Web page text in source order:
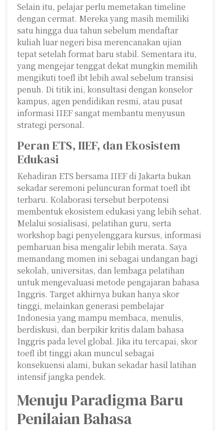
Selain itu, pelajar perlu memetakan timeline
dengan cermat. Mereka yang masih memiliki
satu hingga dua tahun sebelum mendaftar
kuliah luar negeri bisa merencanakan ujian
tepat setelah format baru stabil. Sementara itu,
yang mengejar tenggat dekat mungkin memilih
mengikuti toefl ibt lebih awal sebelum transisi
penuh. Di titik ini, konsultasi dengan konselor
kampus, agen pendidikan resmi, atau pusat
informasi IIEF sangat membantu menyusun
strategi personal.
Peran ETS, IIEF, dan Ekosistem
Edukasi
Kehadiran ETS bersama IIEF di Jakarta bukan
sekadar seremoni peluncuran format toefl ibt
terbaru. Kolaborasi tersebut berpotensi
membentuk ekosistem edukasi yang lebih sehat.
Melalui sosialisasi, pelatihan guru, serta
workshop bagi penyelenggara kursus, informasi
pembaruan bisa mengalir lebih merata. Saya
memandang momen ini sebagai undangan bagi
sekolah, universitas, dan lembaga pelatihan
untuk mengevaluasi metode pengajaran bahasa
Inggris. Target akhirnya bukan hanya skor
tinggi, melainkan generasi pembelajar
Indonesia yang mampu membaca, menulis,
berdiskusi, dan berpikir kritis dalam bahasa
Inggris pada level global. Jika itu tercapai, skor
toefl ibt tinggi akan muncul sebagai
konsekuensi alami, bukan sekadar hasil latihan
intensif jangka pendek.
Menuju Paradigma Baru
Penilaian Bahasa